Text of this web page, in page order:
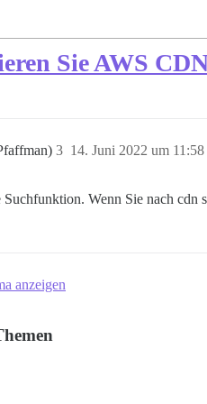
Sie AWS
14. Juni 2022 um 11:58
3
Wenn Sie nach cdn
anzeigen